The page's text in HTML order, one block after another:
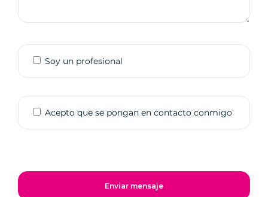
Soy un profesional
Acepto que se pongan en contacto conmigo